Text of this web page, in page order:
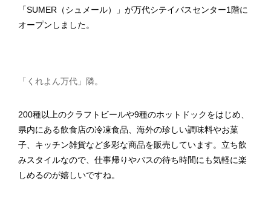
「SUMER（シュメール）」が万代シテイバスセンター1階に
オープンしました。
「くれよん万代」隣。
200種以上のクラフトビールや9種のホットドックをはじめ、
県内にある飲食店の冷凍食品、海外の珍しい調味料やお菓
子、キッチン雑貨など多彩な商品を販売しています。立ち飲
みスタイルなので、仕事帰りやバスの待ち時間にも気軽に楽
しめるのが嬉しいですね。